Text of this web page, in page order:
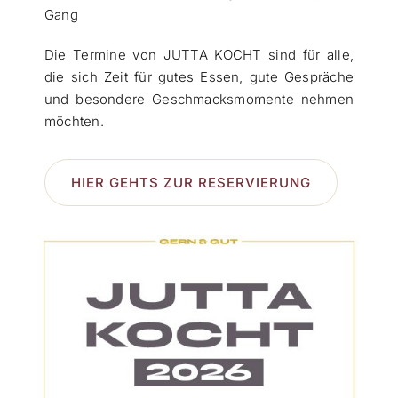
Gang
Die Termine von JUTTA KOCHT sind für alle,
die sich Zeit für gutes Essen, gute Gespräche
und besondere Geschmacksmomente nehmen
möchten.
HIER GEHTS ZUR RESERVIERUNG